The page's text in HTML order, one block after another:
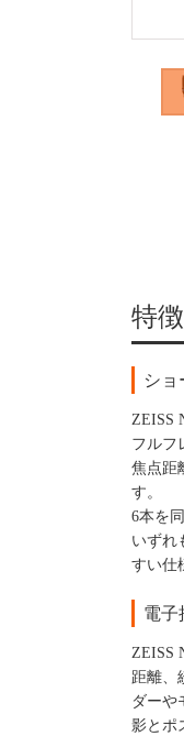
特徴
ショ
ZEISS
フルフ
焦点距
す。
6本を
いずれ
すい仕
電子
ZEISS
距離、
ダーや
影とポ